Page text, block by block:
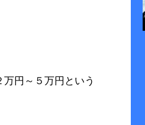
円～５万円という